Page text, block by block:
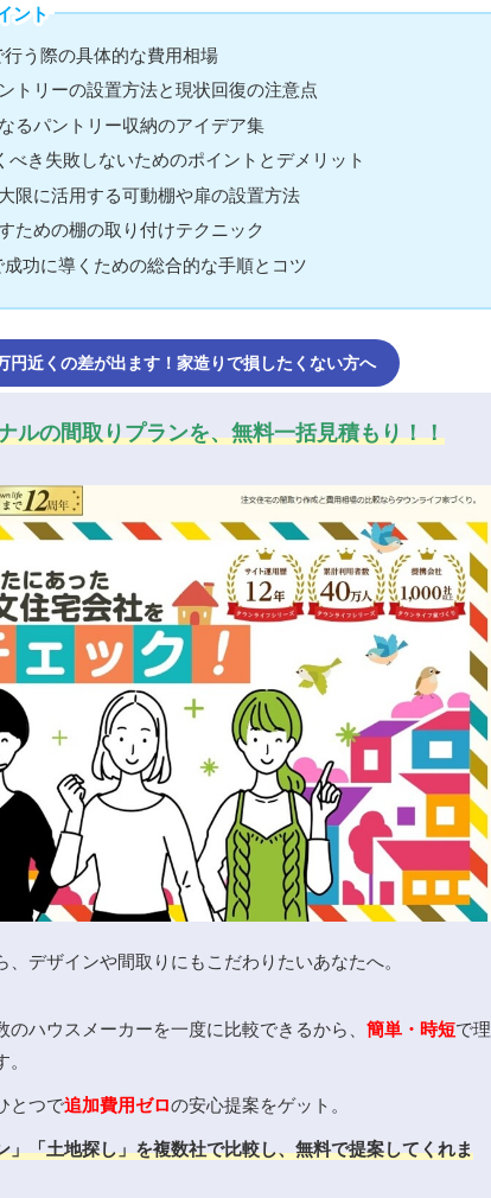
ント
う際の具体的な費用相場
トリーの設置方法と現状回復の注意点
るパントリー収納のアイデア集
べき失敗しないためのポイントとデメリット
限に活用する可動棚や扉の設置方法
ための棚の取り付けテクニック
功に導くための総合的な手順とコツ
円近くの差が出ます！家造りで損したくない方へ
ルの間取りプランを、無料一括見積もり！！
、デザインや間取りにもこだわりたいあなたへ。
のハウスメーカーを一度に比較できるから、 簡単・時短で理
とつで追加費用ゼロの安心提案をゲット。
」「土地探し」を複数社で比較し、無料で提案してくれま